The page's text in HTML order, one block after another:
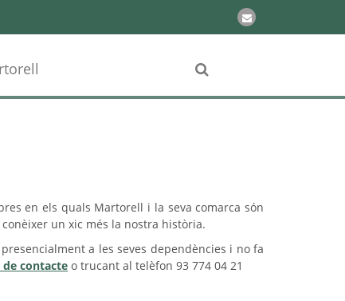
en els quals Martorell i la seva comarca són
un xic més la nostra història.
a les seves dependències i no fa
contacte o trucant al telèfon 93 774 04 21